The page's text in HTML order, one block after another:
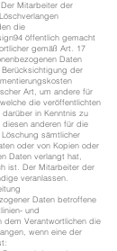
Mitarbeiter der
die
öffentlich gemacht
gemäß Art. 17
Daten
der
Art, um andere für
die veröffentlichten
in Kenntnis zu
anderen für die
sämtlicher
oder von Kopien oder
Daten verlangt hat,
ist. Der Mitarbeiter der
veranlassen.
Daten betroffene
und
dem Verantwortlichen die
wenn eine der